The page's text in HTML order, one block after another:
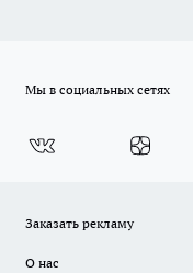
Мы в социальных сетях
Заказать рекламу
О нас